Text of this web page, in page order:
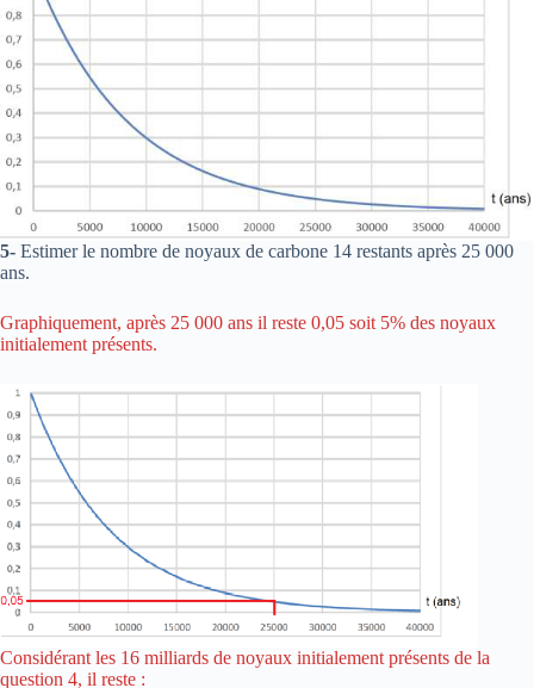
5- Estimer le nombre de noyaux de carbone 14 restants après 25 000
ans.
Graphiquement, après 25 000 ans il reste 0,05 soit 5% des noyaux
initialement présents.
Considérant les 16 milliards de noyaux initialement présents de la
question 4, il reste :